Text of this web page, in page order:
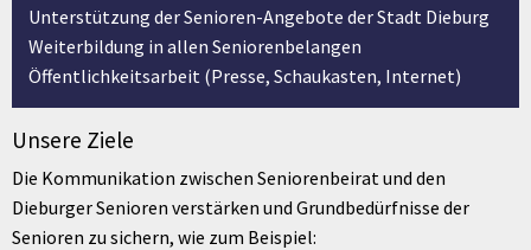
Unterstützung der Senioren-Angebote der Stadt Dieburg
Weiterbildung in allen Seniorenbelangen
Öffentlichkeitsarbeit (Presse, Schaukasten, Internet)
Unsere Ziele
Die Kommunikation zwischen Seniorenbeirat und den
Dieburger Senioren verstärken und Grundbedürfnisse der
Senioren zu sichern, wie zum Beispiel: